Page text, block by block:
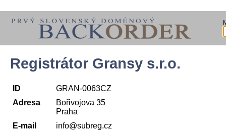
Registrátor Gransy s.r.o.
ID
GRAN-0063CZ
Adresa
Bořivojova 35
Praha
E-mail
info@subreg.cz